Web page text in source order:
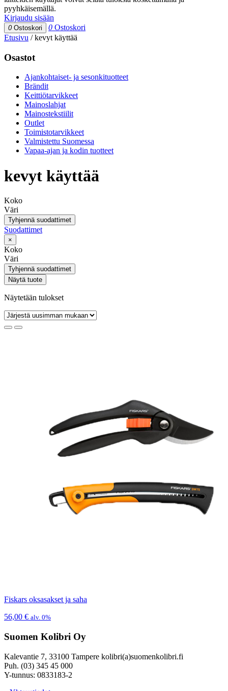
pyyhkäisemällä.
Kirjaudu sisään
0 Ostoskori 0 Ostoskori
Etusivu /kevyt käyttää
Osastot
Ajankohtaiset- ja sesonkituotteet
Brändit
Keittiötarvikkeet
Mainoslahjat
Mainostekstiilit
Outlet
Toimistotarvikkeet
Valmistettu Suomessa
Vapaa-ajan ja kodin tuotteet
kevyt käyttää
Koko
Väri
Tyhjennä suodattimet
Suodattimet
×
Koko
Väri
Tyhjennä suodattimet
Näytä tuote
Näytetään tulokset
Fiskars oksasakset ja saha
56,00 € alv. 0%
Suomen Kolibri Oy
Kalevantie 7, 33100 Tampere kolibri(a)suomenkolibri.fi
Puh. (03) 345 45 000
Y-tunnus: 0833183-2